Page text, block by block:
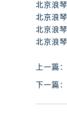
上一篇：
下一篇：